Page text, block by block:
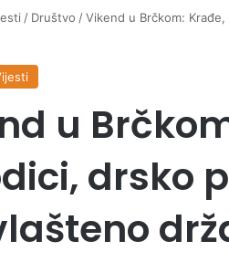
/ Društvo /Vikend u Brčkom:
u
drsko